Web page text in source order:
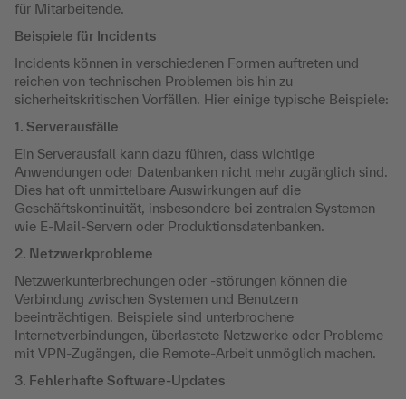
für Mitarbeitende.
Beispiele für Incidents
Incidents können in verschiedenen Formen auftreten und
reichen von technischen Problemen bis hin zu
sicherheitskritischen Vorfällen. Hier einige typische Beispiele:
1. Serverausfälle
Ein Serverausfall kann dazu führen, dass wichtige
Anwendungen oder Datenbanken nicht mehr zugänglich sind.
Dies hat oft unmittelbare Auswirkungen auf die
Geschäftskontinuität, insbesondere bei zentralen Systemen
wie E-Mail-Servern oder Produktionsdatenbanken.
2. Netzwerkprobleme
Netzwerkunterbrechungen oder -störungen können die
Verbindung zwischen Systemen und Benutzern
beeinträchtigen. Beispiele sind unterbrochene
Internetverbindungen, überlastete Netzwerke oder Probleme
mit VPN-Zugängen, die Remote-Arbeit unmöglich machen.
3. Fehlerhafte Software-Updates